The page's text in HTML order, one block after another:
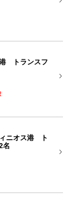
トランスフ
ニオス港 ト
名